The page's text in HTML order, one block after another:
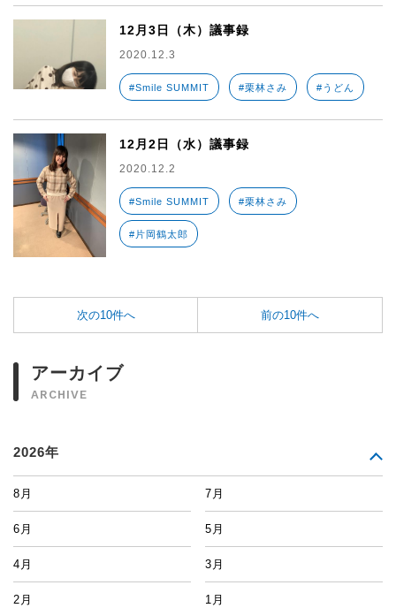
12月3日（木）議事録
2020.12.3
#Smile SUMMIT #栗林さみ #うどん
12月2日（水）議事録
2020.12.2
#Smile SUMMIT #栗林さみ
#片岡鶴太郎
次の10件へ 前の10件へ
アーカイブ
ARCHIVE
2026年
8月 7月
6月 5月
4月 3月
2月 1月